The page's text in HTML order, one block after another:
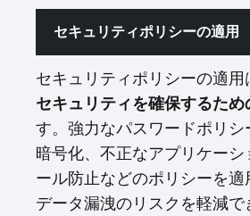
セキュリティポリシーの適用
セキュリティポリシーの適用
セキュリティを確保するた
す。強力なパスワードポリ
暗号化、不正なアプリケーシ
ール防止などのポリシーを適
データ漏洩のリスクを軽減で